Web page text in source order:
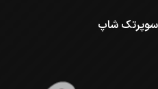
سوپرتک شاپ